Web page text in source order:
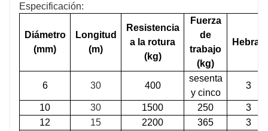
Especificación:
Diámetro
(mm)
Longitud
(m)
Resistencia
a la rotura
(kg)
Fuerza
de
trabajo
(kg)
Hebras
6 30 400
sesenta
y cinco
3
10 30 1500 250
3
12
15 2200 365 3